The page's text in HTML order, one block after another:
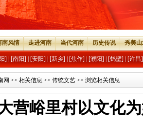
南风情 走进河南 当代河南 历史传说 秀美
] [南阳] [安阳] [新乡] [焦作] [濮阳] [鹤壁] [许昌]
网 >> 相关信息 >> 传统文艺 >> 浏览相关信息
营峪里村以文化